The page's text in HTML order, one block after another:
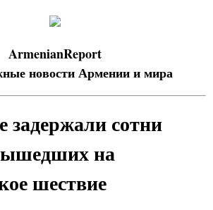
ArmenianReport
новости Армении и мира
задержали сотни
на
шествие